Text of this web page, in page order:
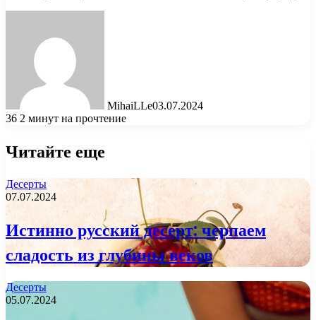
MihaiLLe03.07.2024
36 2 минут на прочтение
Читайте еще
Десерты
07.07.2024
Истинно русский десерт: черпаем
сладость из глубины веков
Десерты
05.07.2024